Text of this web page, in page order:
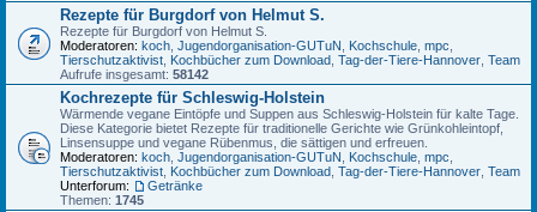
Rezepte für Burgdorf von Helmut S.
Rezepte für Burgdorf von Helmut S.
Moderatoren: koch Jugendorganisation-GUTuN Kochschule mpc
Tierschutzaktivist Kochbücher zum Download Tag-der-Tiere-Hannover Team
Aufrufe insgesamt: 58142
Kochrezepte für Schleswig-Holstein
Wärmende vegane Eintöpfe und Suppen aus Schleswig-Holstein für kalte Tage.
Diese Kategorie bietet Rezepte für traditionelle Gerichte wie Grünkohleintopf,
Linsensuppe und vegane Rübenmus, die sättigen und erfreuen.
Moderatoren: koch Jugendorganisation-GUTuN Kochschule mpc
Tierschutzaktivist Kochbücher zum Download Tag-der-Tiere-Hannover Team
Unterforum:
Getränke
Themen: 1745